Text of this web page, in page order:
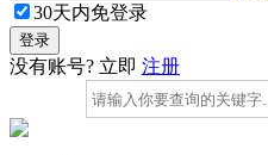
30天内免登录
没有账号? 立即 注册